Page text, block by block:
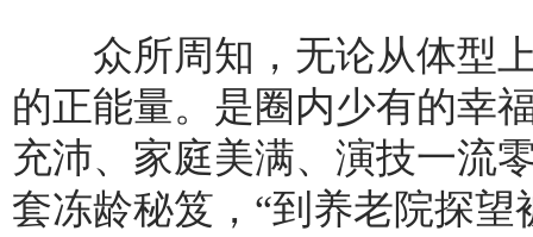
众所周知，无论从体型上
的正能量。是圈内少有的幸
充沛、家庭美满、演技一流
套冻龄秘笈，“到养老院探